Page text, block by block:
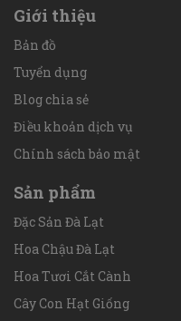
Giới thiệu
Bản đồ
Tuyển dụng
Blog chia sẻ
Điều khoản dịch vụ
Chính sách bảo mật
Sản phẩm
Đặc Sản Đà Lạt
Hoa Chậu Đà Lạt
Hoa Tươi Cắt Cành
Cây Con Hạt Giống